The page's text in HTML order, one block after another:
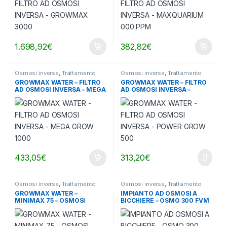
1.698,92€ 382,82€
Osmosi inversa Trattamento
GROWMAX WATER – FILTRO
AD OSMOSI INVERSA – MEGA
GROW 1000
433,05€
Osmosi inversa Trattamento
GROWMAX WATER – FILTRO
AD OSMOSI INVERSA –
POWER GROW 500
313,20€
Osmosi inversa, Trattamento
acqua
GROWMAX WATER –
MINIMAX 75 – OSMOSI
INVERSA
Osmosi inversa, Trattamento
acqua
IMPIANTO AD OSMOSI A
BICCHIERE – OSMO 300 FVM
– 1134 l/g* – reale 24 l/h – 576
l/g